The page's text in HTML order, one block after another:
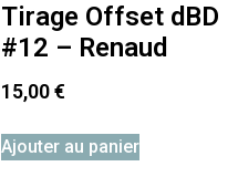
Tirage Offset dBD
#12 – Renaud
15,00€
Ajouter au panier